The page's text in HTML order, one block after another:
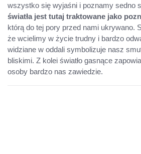
wszystko się wyjaśni i poznamy sedno
światła jest tutaj traktowane jako
którą do tej pory przed nami ukrywano.
że wcielimy w życie trudny i bardzo
widziane w oddali symbolizuje nasz
bliskimi. Z kolei światło gasnące
osoby bardzo nas zawiedzie.